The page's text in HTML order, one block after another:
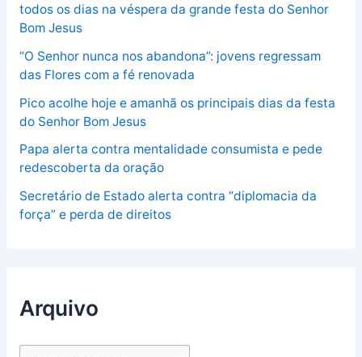
todos os dias na véspera da grande festa do Senhor
Bom Jesus
“O Senhor nunca nos abandona”: jovens regressam
das Flores com a fé renovada
Pico acolhe hoje e amanhã os principais dias da festa
do Senhor Bom Jesus
Papa alerta contra mentalidade consumista e pede
redescoberta da oração
Secretário de Estado alerta contra “diplomacia da
força” e perda de direitos
Arquivo